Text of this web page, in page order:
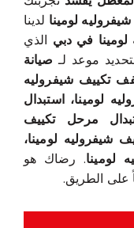
لومينا لدينا
في دبي الذي
موعد لـ صيانة
تكييف شيفروليه
لومينا، استبدال
مرحل تكييف
شيفروليه لومينا،
لومينا. رضاك هو
على الطريق.